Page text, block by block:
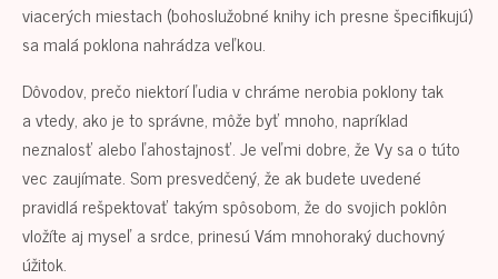
viacerých miestach (bohoslužobné knihy ich presne špecifikujú)
sa malá poklona nahrádza veľkou.
Dôvodov, prečo niektorí ľudia v chráme nerobia poklony tak
a vtedy, ako je to správne, môže byť mnoho, napríklad
neznalosť alebo ľahostajnosť. Je veľmi dobre, že Vy sa o túto
vec zaujímate. Som presvedčený, že ak budete uvedené
pravidlá rešpektovať takým spôsobom, že do svojich poklôn
vložíte aj myseľ a srdce, prinesú Vám mnohoraký duchovný
úžitok.